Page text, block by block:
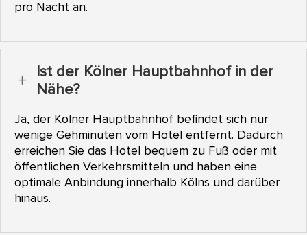
pro Nacht an.
L
Ist der Kölner Hauptbahnhof in der
Nähe?
Ja, der Kölner Hauptbahnhof befindet sich nur
wenige Gehminuten vom Hotel entfernt. Dadurch
erreichen Sie das Hotel bequem zu Fuß oder mit
öffentlichen Verkehrsmitteln und haben eine
optimale Anbindung innerhalb Kölns und darüber
hinaus.